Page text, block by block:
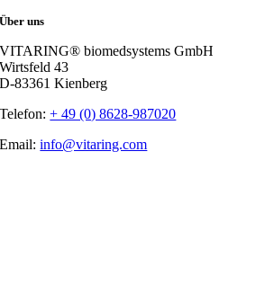
Über uns
VITARING® biomedsystems GmbH
Wirtsfeld 43
D-83361 Kienberg
Telefon:+ 49 (0) 8628-987020
Email:info@vitaring.com